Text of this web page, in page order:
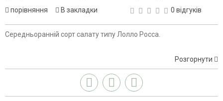
порівняння
В закладки
0 відгуків
Середньоранній сорт салату типу Лолло Росса.
Розгорнути